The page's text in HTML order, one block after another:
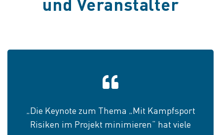
und Veranstalter
„Die Keynote zum Thema „Mit Kampfsport
Risiken im Projekt minimieren“ hat viele